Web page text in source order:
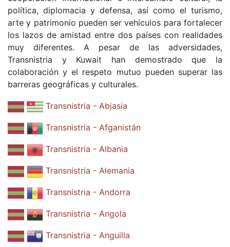
política, diplomacia y defensa, así como el turismo,
arte y patrimonio pueden ser vehículos para fortalecer
los lazos de amistad entre dos países con realidades
muy diferentes. A pesar de las adversidades,
Transnistria y Kuwait han demostrado que la
colaboración y el respeto mutuo pueden superar las
barreras geográficas y culturales.
Transnistria - Abjasia
Transnistria - Afganistán
Transnistria - Albania
Transnistria - Alemania
Transnistria - Andorra
Transnistria - Angola
Transnistria - Anguilla